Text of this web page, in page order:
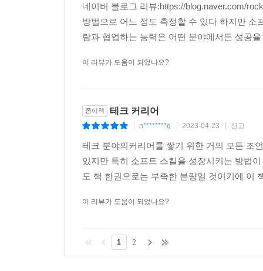
네이버 블로그 리뷰:https://blog.naver.com/
방법으로 어느 정도 측정할 수 있다 하지만
람과 협업하는 능력은 어떤 분야에서든 성공
이 리뷰가 도움이 되었나요?
종이책 테크 커리어
n********g 2023-04-23 신고
테크 분야의커리어를 쌓기 위한 거의 모든 조
있지만 특히 소프트 스킬을 성장시키는 방법
도 책 한권으로는 부족한 분량일 것이기에 이
이 리뷰가 도움이 되었나요?
1 2